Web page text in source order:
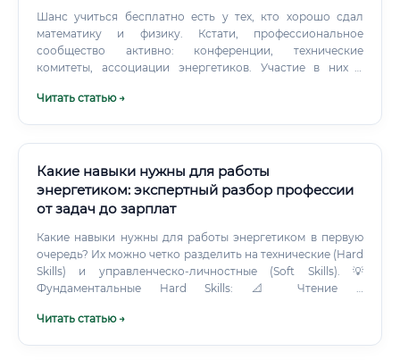
Шанс учиться бесплатно есть у тех, кто хорошо сдал
математику и физику. Кстати, профессиональное
сообщество активно: конференции, технические
комитеты, ассоциации энергетиков. Участие в них с
работодателям задолго до диплома.
Читать статью →
Какие навыки нужны для работы
энергетиком: экспертный разбор профессии
от задач до зарплат
Какие навыки нужны для работы энергетиком в первую
очередь? Их можно четко разделить на технические (Hard
Skills) и управленческо-личностные (Soft Skills). 💡
Фундаментальные Hard Skills: 📐 Чтение и
EPLAN, nanoCAD, Altium Designer.
Читать статью →